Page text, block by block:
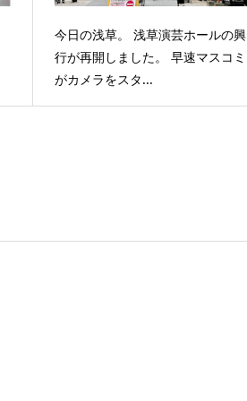
今日の浅草。 浅草演芸ホールの興
行が再開しました。 早速マスコミ
がカメラをスタ...